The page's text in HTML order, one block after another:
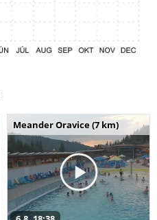
Meander Oravice (7 km)